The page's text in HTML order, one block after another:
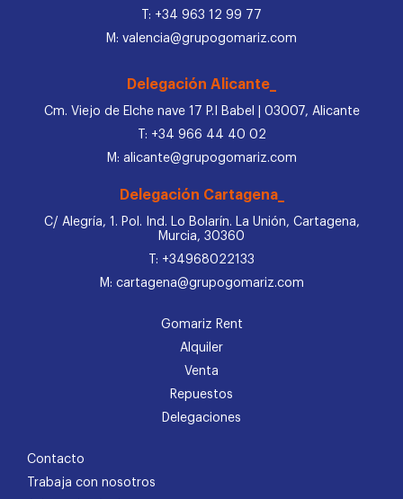
T: +34 963 12 99 77
M: valencia@grupogomariz.com
Delegación Alicante_
Cm. Viejo de Elche nave 17 P.I Babel | 03007, Alicante
T: +34 966 44 40 02
M: alicante@grupogomariz.com
Delegación Cartagena_
C/ Alegría, 1. Pol. Ind. Lo Bolarín. La Unión, Cartagena,
Murcia, 30360
T: +34968022133
M: cartagena@grupogomariz.com
Gomariz Rent
Alquiler
Venta
Repuestos
Delegaciones
Contacto
Trabaja con nosotros